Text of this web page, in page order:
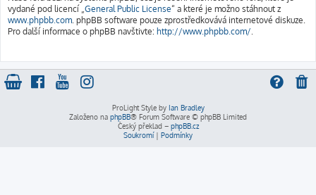
vydané pod licencí „General Public License“ a které je možno stáhnout z
www.phpbb.com. phpBB software pouze zprostředkovává internetové diskuze.
Pro další informace o phpBB navštivte: http://www.phpbb.com/.
ProLight Style by Ian Bradley
Založeno na phpBB® Forum Software © phpBB Limited
Český překlad – phpBB.cz
Soukromí| Podmínky